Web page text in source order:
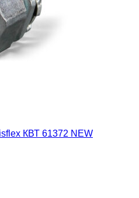
КВТ 61372 NEW